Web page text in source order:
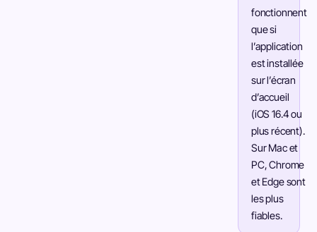
fonctionnent
que si
l’application
est installée
sur l’écran
d’accueil
(iOS 16.4 ou
plus récent).
Sur Mac et
PC, Chrome
et Edge sont
les plus
fiables.